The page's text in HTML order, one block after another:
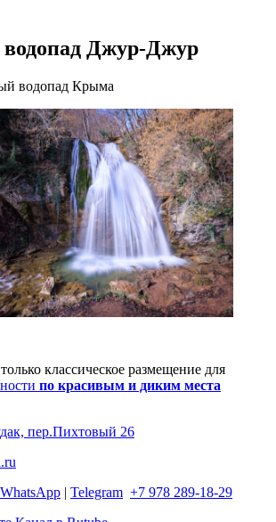
Джур-Джур
водопад Крыма
классическое размещение для
по красивым и диким места
пер.Пихтовый 26
WhatsApp Telegram +7 978 289-18-29